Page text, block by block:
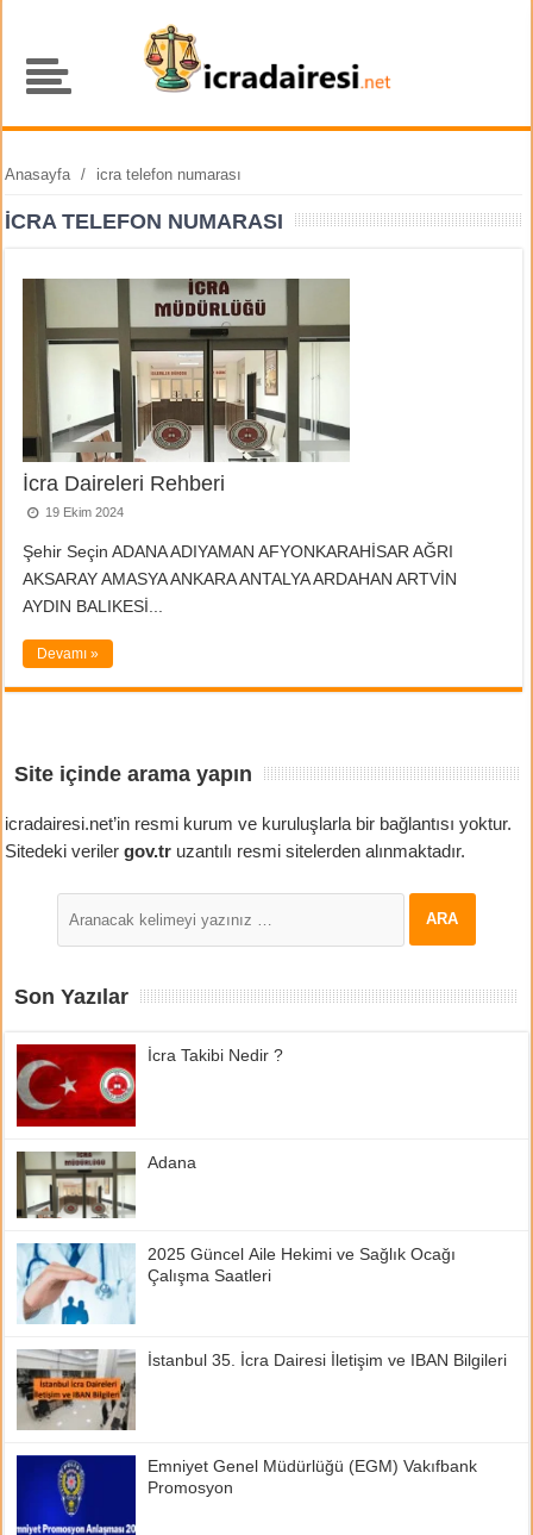
Anasayfa / icra telefon numarası
ICRA TELEFON NUMARASI
İcra Daireleri Rehberi
19 Ekim 2024
Şehir Seçin ADANA ADIYAMAN AFYONKARAHİSAR AĞRI
AKSARAY AMASYA ANKARA ANTALYA ARDAHAN ARTVİN
AYDIN BALIKESİ...
Devamı »
Site içinde arama yapın
icradairesi.net’in resmi kurum ve kuruluşlarla bir bağlantısı yoktur.
Sitedeki verilergov.tr uzantılı resmi sitelerden alınmaktadır.
Son Yazılar
İcra Takibi Nedir ?
Adana
2025 Güncel Aile Hekimi ve Sağlık Ocağı
Çalışma Saatleri
İstanbul 35. İcra Dairesi İletişim ve IBAN Bilgileri
Emniyet Genel Müdürlüğü (EGM) Vakıfbank
Promosyon